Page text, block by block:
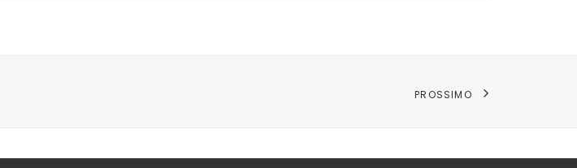
PROSSIMO